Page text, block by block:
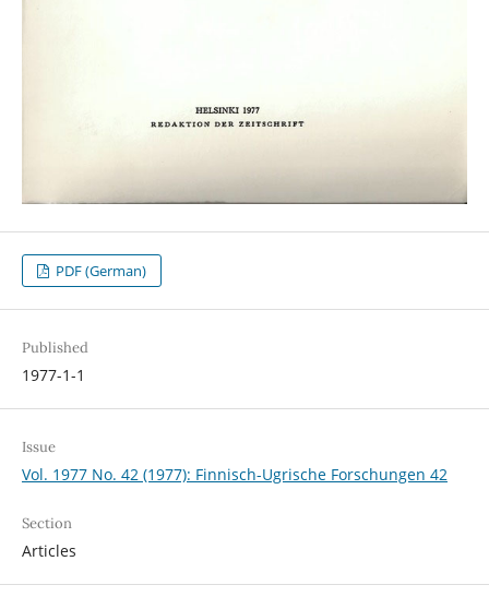
PDF (German)
Published
1977-1-1
Issue
Vol. 1977 No. 42 (1977): Finnisch-Ugrische Forschungen 42
Section
Articles